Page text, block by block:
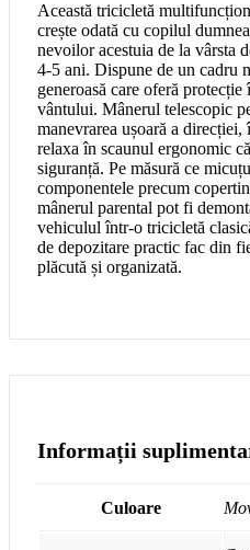
Această tricicletă
crește odată cu copilul
nevoilor acestuia de la vârsta
4-5 ani. Dispune de un cadru
generoasă care oferă
vântului. Mânerul telescopic
manevrarea ușoară a
relaxa în scaunul ergonomic
siguranță. Pe măsură ce
componentele precum
mânerul parental pot fi
vehiculul într-o tricicletă
de depozitare practic fac din
plăcută și organizată.
Informații
Culoare